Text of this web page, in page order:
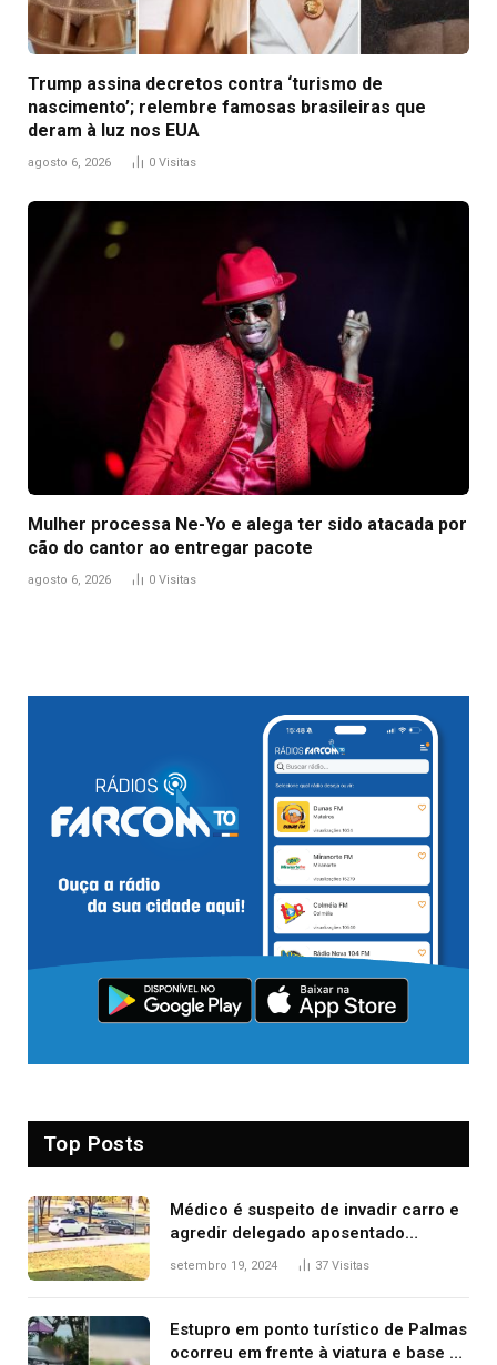
Trump assina decretos contra ‘turismo de
nascimento’; relembre famosas brasileiras que
deram à luz nos EUA
agosto 6, 2026 0 Visitas
Mulher processa Ne-Yo e alega ter sido atacada por
cão do cantor ao entregar pacote
agosto 6, 2026 0 Visitas
Top Posts
Médico é suspeito de invadir carro e
agredir delegado aposentado
durante confusão no trânsito
setembro 19, 2024 37 Visitas
Estupro em ponto turístico de Palmas
ocorreu em frente à viatura e base de